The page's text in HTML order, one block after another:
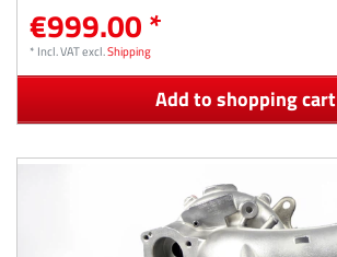
€999.00 *
* Incl. VATexcl.Shipping
Add to shopping cart